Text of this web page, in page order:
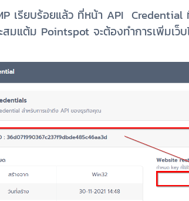
เรียบร้อยแล้ว ที่หน้า API
สมแต้ม Pointspot จะต้องทำการเพิ่มเ